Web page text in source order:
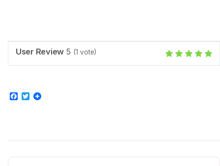
User Review 5 (1 vote)
Facebook
Twitter